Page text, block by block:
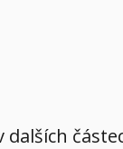
dalších